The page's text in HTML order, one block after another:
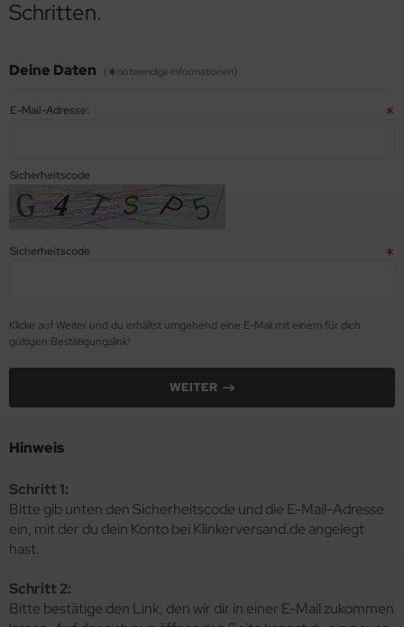
Schritten.
Deine Daten ( notwendige Informationen)
E-Mail-Adresse:
Sicherheitscode
Sicherheitscode
Klicke auf Weiter und du erhältst umgehend eine E-Mail mit einem für dich
gültigen Bestätigungslink!
WEITER
Hinweis
Schritt 1:
Bitte gib unten den Sicherheitscode und die E-Mail-Adresse
ein, mit der du dein Konto bei Klinkerversand.de angelegt
hast.
Schritt 2:
Bitte bestätige den Link, den wir dir in einer E-Mail zukommen